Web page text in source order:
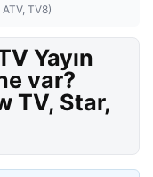
TV8)
Yayın
var?
TV, Star,